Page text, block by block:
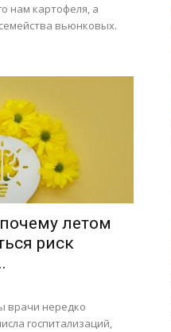
нам картофеля, а
вьюнковых.
летом
риск
врачи нередко
госпитализаций,